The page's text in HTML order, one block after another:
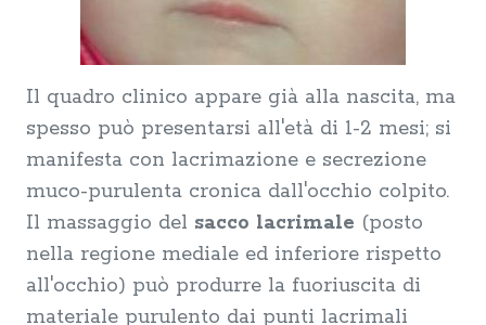
Il quadro clinico appare già alla nascita, ma
spesso può presentarsi all'età di 1-2 mesi; si
manifesta con lacrimazione e secrezione
muco-purulenta cronica dall'occhio colpito.
Il massaggio del sacco lacrimale (posto
nella regione mediale ed inferiore rispetto
all'occhio) può produrre la fuoriuscita di
materiale purulento dai punti lacrimali